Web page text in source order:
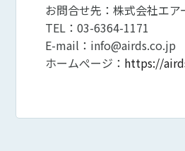
お問合せ先：株式会社エア
TEL：03-6364-1171
E-mail：info@airds.co.jp
ホームぺージ： https://